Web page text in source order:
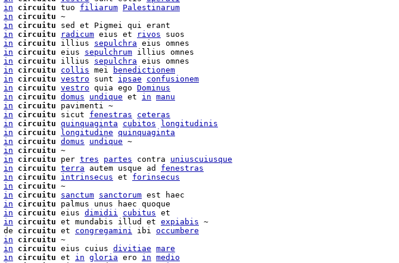
in circuitu tuo filiarum Palestinarum
in circuitu ~
in circuitu sed et Pigmei qui erant
in circuitu radicum eius et rivos suos
in circuitu illius sepulchra eius omnes
in circuitu eius sepulchrum illius omnes
in circuitu illius sepulchra eius omnes
in circuitu collis mei
benedictionem
in circuitu vestro sunt ipsae
confusionem
in circuitu vestro quia ego Dominus
in circuitu domus undique et in manu
in circuitu pavimenti ~
in circuitu sicut fenestras
ceteras
in circuitu quinquaginta cubitos
longitudinis
in circuitu longitudine quinquaginta
in circuitu domus undique ~
in circuitu ~
in circuitu per tres partes contra uniuscuiusque
in circuitu terra autem usque ad fenestras
in circuitu intrinsecus et forinsecus
in circuitu ~
in circuitu sanctum sanctorum est haec
in circuitu palmus unus haec quoque
in circuitu eius dimidii cubitus et
in circuitu et mundabis illud et expiabis ~
de circuitu et congregamini ibi occumbere
in circuitu ~
in circuitu eius cuius divitiae mare
in circuitu et in gloria ero in medio